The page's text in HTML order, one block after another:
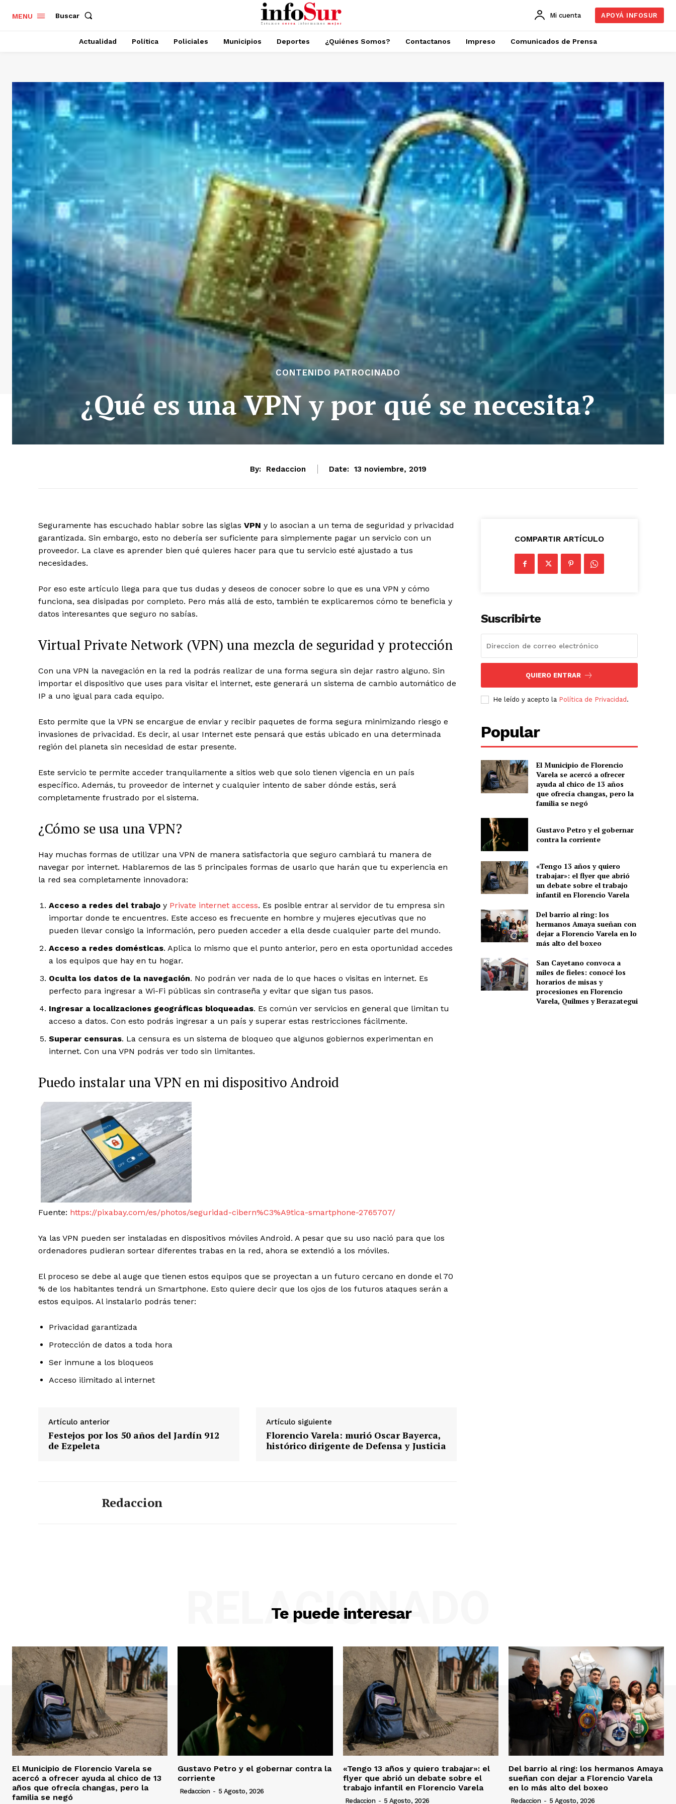
MENU Buscar Mi cuenta APOYÁ INFOSUR
Actualidad Política Policiales Municipios Deportes ¿Quiénes Somos? Contactanos Impreso Comunicados de Prensa
CONTENIDO PATROCINADO
¿Qué es una VPN y por qué se necesita?
By: Redaccion Date: 13 noviembre, 2019
Seguramente has escuchado hablar sobre las siglas VPN y lo asocian a un tema de seguridad y privacidad
garantizada. Sin embargo, esto no debería ser suficiente para simplemente pagar un servicio con un
proveedor. La clave es aprender bien qué quieres hacer para que tu servicio esté ajustado a tus
necesidades.
Por eso este artículo llega para que tus dudas y deseos de conocer sobre lo que es una VPN y cómo
funciona, sea disipadas por completo. Pero más allá de esto, también te explicaremos cómo te beneficia y
datos interesantes que seguro no sabías.
Virtual Private Network (VPN) una mezcla de seguridad y protección
Con una VPN la navegación en la red la podrás realizar de una forma segura sin dejar rastro alguno. Sin
importar el dispositivo que uses para visitar el internet, este generará un sistema de cambio automático de
IP a uno igual para cada equipo.
Esto permite que la VPN se encargue de enviar y recibir paquetes de forma segura minimizando riesgo e
invasiones de privacidad. Es decir, al usar Internet este pensará que estás ubicado en una determinada
región del planeta sin necesidad de estar presente.
Este servicio te permite acceder tranquilamente a sitios web que solo tienen vigencia en un país
específico. Además, tu proveedor de internet y cualquier intento de saber dónde estás, será
completamente frustrado por el sistema.
¿Cómo se usa una VPN?
Hay muchas formas de utilizar una VPN de manera satisfactoria que seguro cambiará tu manera de
navegar por internet. Hablaremos de las 5 principales formas de usarlo que harán que tu experiencia en
la red sea completamente innovadora:
Acceso a redes del trabajo y Private internet access. Es posible entrar al servidor de tu empresa sin
importar donde te encuentres. Este acceso es frecuente en hombre y mujeres ejecutivas que no
pueden llevar consigo la información, pero pueden acceder a ella desde cualquier parte del mundo.
Acceso a redes domésticas. Aplica lo mismo que el punto anterior, pero en esta oportunidad accedes
a los equipos que hay en tu hogar.
Oculta los datos de la navegación. No podrán ver nada de lo que haces o visitas en internet. Es
perfecto para ingresar a Wi-Fi públicas sin contraseña y evitar que sigan tus pasos.
Ingresar a localizaciones geográficas bloqueadas. Es común ver servicios en general que limitan tu
acceso a datos. Con esto podrás ingresar a un país y superar estas restricciones fácilmente.
Superar censuras. La censura es un sistema de bloqueo que algunos gobiernos experimentan en
internet. Con una VPN podrás ver todo sin limitantes.
Puedo instalar una VPN en mi dispositivo Android
Fuente: https://pixabay.com/es/photos/seguridad-cibern%C3%A9tica-smartphone-2765707/
Ya las VPN pueden ser instaladas en dispositivos móviles Android. A pesar que su uso nació para que los
ordenadores pudieran sortear diferentes trabas en la red, ahora se extendió a los móviles.
El proceso se debe al auge que tienen estos equipos que se proyectan a un futuro cercano en donde el 70
% de los habitantes tendrá un Smartphone. Esto quiere decir que los ojos de los futuros ataques serán a
estos equipos. Al instalarlo podrás tener:
Privacidad garantizada
Protección de datos a toda hora
Ser inmune a los bloqueos
Acceso ilimitado al internet
Artículo anterior
Festejos por los 50 años del Jardín 912
de Ezpeleta
Artículo siguiente
Florencio Varela: murió Oscar Bayerca,
histórico dirigente de Defensa y Justicia
Redaccion
COMPARTIR ARTÍCULO
Suscribirte
QUIERO ENTRAR
He leído y acepto la Política de Privacidad .
Popular
El Municipio de Florencio
Varela se acercó a ofrecer
ayuda al chico de 13 años
que ofrecía changas, pero la
familia se negó
Gustavo Petro y el gobernar
contra la corriente
«Tengo 13 años y quiero
trabajar»: el flyer que abrió
un debate sobre el trabajo
infantil en Florencio Varela
Del barrio al ring: los
hermanos Amaya sueñan con
dejar a Florencio Varela en lo
más alto del boxeo
San Cayetano convoca a
miles de fieles: conocé los
horarios de misas y
procesiones en Florencio
Varela, Quilmes y Berazategui
Te puede interesar
RELACIONADO
El Municipio de Florencio Varela se
acercó a ofrecer ayuda al chico de 13
años que ofrecía changas, pero la
familia se negó
Gustavo Petro y el gobernar contra la
corriente
Redaccion - 5 Agosto, 2026
«Tengo 13 años y quiero trabajar»: el
flyer que abrió un debate sobre el
trabajo infantil en Florencio Varela
Redaccion - 5 Agosto, 2026
Del barrio al ring: los hermanos Amaya
sueñan con dejar a Florencio Varela
en lo más alto del boxeo
Redaccion - 5 Agosto, 2026